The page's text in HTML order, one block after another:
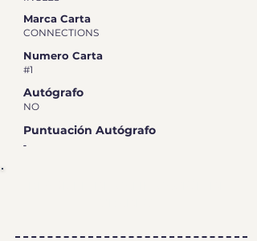
Marca Carta
CONNECTIONS
Numero Carta
#1
Autógrafo
NO
Puntuación Autógrafo
-